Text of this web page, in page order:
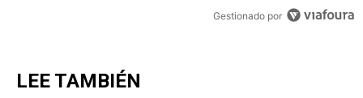
Gestionado por
LEE TAMBIÉN